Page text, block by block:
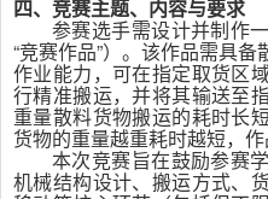
四、竞赛主题、内容与要求
参赛选手需设计并制作
“竞赛作品”）。该作品需具
作业能力，可在指定取货区
行精准搬运，并将其输送至
重量散料货物搬运的耗时长
货物的重量越重耗时越短，作
本次竞赛旨在鼓励参赛
机械结构设计、搬运方式、